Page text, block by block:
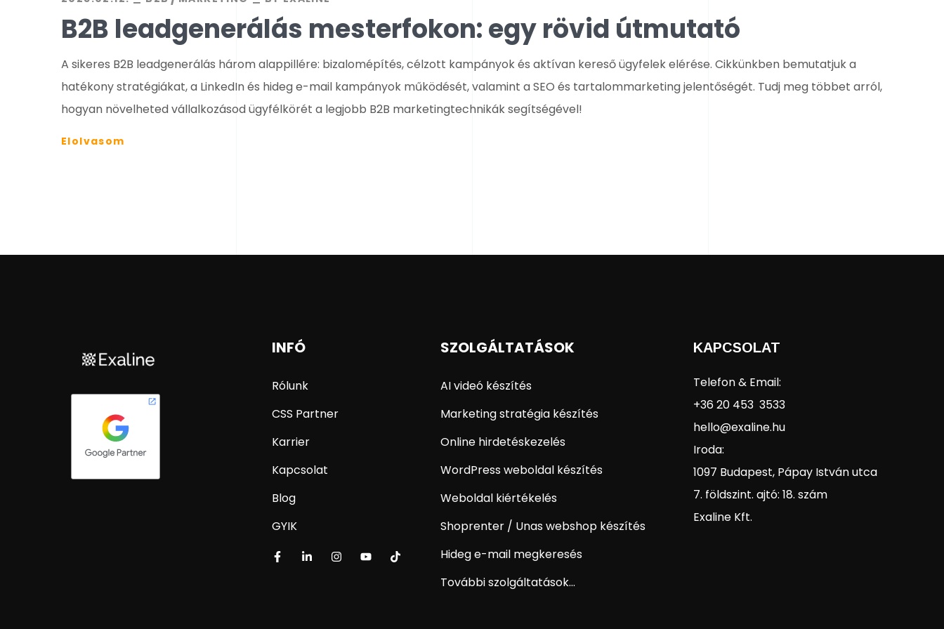
B2B leadgenerálás mesterfokon: egy rövid útmutató
A sikeres B2B leadgenerálás három alappillére: bizalomépítés, célzott kampányok és aktívan kereső ügyfelek elérése. Cikkünkben bemutatjuk a
hatékony stratégiákat, a LinkedIn és hideg e-mail kampányok működését, valamint a SEO és tartalommarketing jelentőségét. Tudj meg többet arról,
hogyan növelheted vállalkozásod ügyfélkörét a legjobb B2B marketingtechnikák segítségével!
Elolvasom
INFÓ
Rólunk
CSS Partner
Karrier
Kapcsolat
Blog
GYIK
SZOLGÁLTATÁSOK
AI videó készítés
Marketing stratégia készítés
Online hirdetéskezelés
WordPress weboldal készítés
Weboldal kiértékelés
Shoprenter / Unas webshop készítés
Hideg e-mail megkeresés
További szolgáltatások...
KAPCSOLAT
Telefon & Email:
+36 20 453 3533
hello@exaline.hu
Iroda:
1097 Budapest, Pápay István utca
7. földszint. ajtó: 18. szám
Exaline Kft.